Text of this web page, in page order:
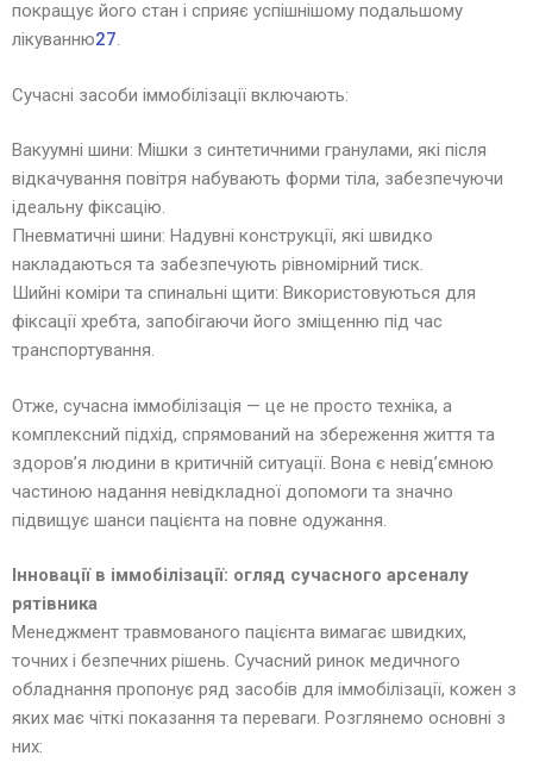
покращує його стан і сприяє успішнішому подальшому
лікуванню27.
Сучасні засоби іммобілізації включають:
Вакуумні шини: Мішки з синтетичними гранулами, які після
відкачування повітря набувають форми тіла, забезпечуючи
ідеальну фіксацію.
Пневматичні шини: Надувні конструкції, які швидко
накладаються та забезпечують рівномірний тиск.
Шийні коміри та спинальні щити: Використовуються для
фіксації хребта, запобігаючи його зміщенню під час
транспортування.
Отже, сучасна іммобілізація — це не просто техніка, а
комплексний підхід, спрямований на збереження життя та
здоров’я людини в критичній ситуації. Вона є невід’ємною
частиною надання невідкладної допомоги та значно
підвищує шанси пацієнта на повне одужання.
Інновації в іммобілізації: огляд сучасного арсеналу
рятівника
Менеджмент травмованого пацієнта вимагає швидких,
точних і безпечних рішень. Сучасний ринок медичного
обладнання пропонує ряд засобів для іммобілізації, кожен з
яких має чіткі показання та переваги. Розглянемо основні з
них: